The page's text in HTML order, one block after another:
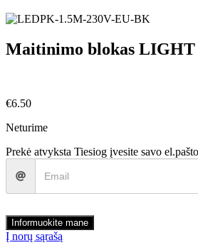
Maitinimo blokas
€6.50
Neturime
Prekė atvyksta Tiesiog įvesite savo
Informuokite mane
Į norų sąrašą